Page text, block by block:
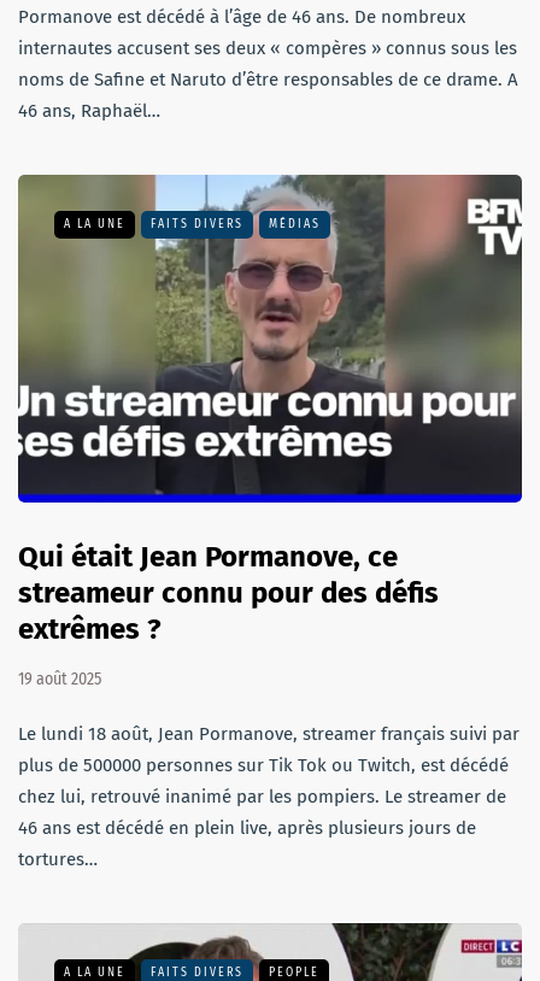
Pormanove est décédé à l’âge de 46 ans. De nombreux
internautes accusent ses deux « compères » connus sous les
noms de Safine et Naruto d’être responsables de ce drame. A
46 ans, Raphaël…
A LA UNE FAITS DIVERS MÉDIAS
Qui était Jean Pormanove, ce
streameur connu pour des défis
extrêmes ?
19 août 2025
Le lundi 18 août, Jean Pormanove, streamer français suivi par
plus de 500000 personnes sur Tik Tok ou Twitch, est décédé
chez lui, retrouvé inanimé par les pompiers. Le streamer de
46 ans est décédé en plein live, après plusieurs jours de
tortures…
A LA UNE FAITS DIVERS PEOPLE